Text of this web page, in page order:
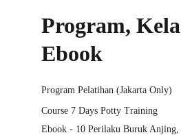
Program,
Ebook
Course 7 Days Potty Training
Ebook - 10 Perilaku Buruk Anjing,
Program Pelatihan (Jakarta Only)